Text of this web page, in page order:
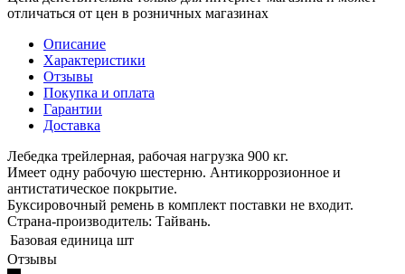
отличаться от цен в розничных магазинах
Описание
Характеристики
Отзывы
Покупка и оплата
Гарантии
Доставка
Лебедка трейлерная, рабочая нагрузка 900 кг.
Имеет одну рабочую шестерню. Антикоррозионное и
антистатическое покрытие.
Буксировочный ремень в комплект поставки не входит.
Страна-производитель: Тайвань.
Базовая единица шт
Отзывы